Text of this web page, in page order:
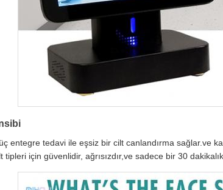
entegre tedavi ile eşsiz bir cilt canlandırma sağlar.ve
tipleri için güvenlidir, ağrısızdır,ve sadece bir 30